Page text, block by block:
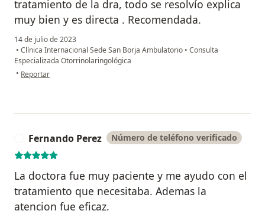
tratamiento de la dra, todo se resolvío explica
muy bien y es directa . Recomendada.
14 de julio de 2023
• Clínica Internacional Sede San Borja Ambulatorio • Consulta
Especializada Otorrinolaringológica
• en opinión del usuario Nicole
Reportar
Fernando Perez Número de teléfono verificado
La doctora fue muy paciente y me ayudo con el
tratamiento que necesitaba. Ademas la
atencion fue eficaz.